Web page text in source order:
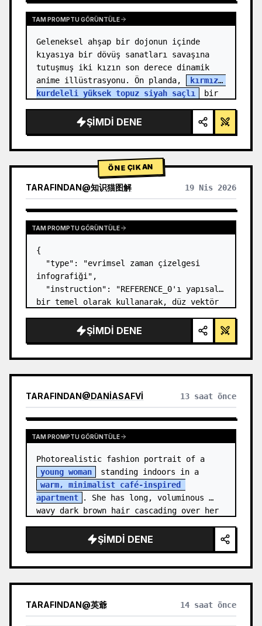
TAM PROMPTU GÖRÜNTÜLE
Geleneksel ahşap bir dojonun içinde
kıyasıya bir dövüş sanatları savaşına
tutuşmuş iki kızın son derece dinamik
anime illüstrasyonu. Ön planda,
kırmızı
kurdeleli yüksek topuz siyah saçlı
bir
ŞIMDI DENE
ÖNE ÇIKAN
TARAFINDAN@知识猫图解 19 Nis 2026
TAM PROMPTU GÖRÜNTÜLE
{
  "type": "evrimsel zaman çizelgesi
infografiği",
  "instruction": "REFERENCE_0'ı yapısal
bir temel olarak kullanarak, düz vektör
infografiğe dönüştürün. Pürüzsüz
rampaları belirgin taş basamaklarla
ŞIMDI DENE
TARAFINDAN@DANIASAFVI 13 saat önce
TAM PROMPTU GÖRÜNTÜLE
young woman
warm, minimalist café-inspired
apartment
. She has long, voluminous
wavy dark brown hair cascading over her
ŞIMDI DENE
TARAFINDAN@英爺 14 saat önce